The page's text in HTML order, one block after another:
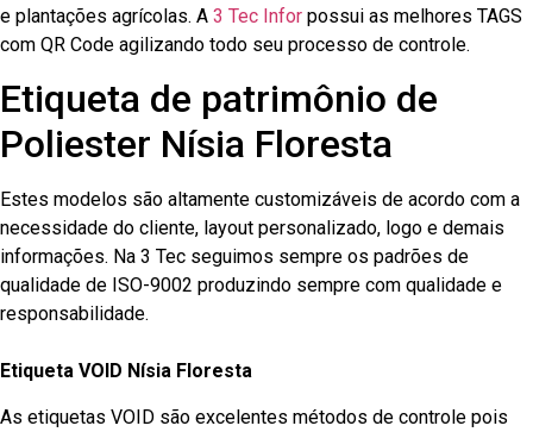
e plantações agrícolas. A 3 Tec Infor possui as melhores TAGS
com QR Code agilizando todo seu processo de controle.
Etiqueta de patrimônio de
Poliester Nísia Floresta
Estes modelos são altamente customizáveis de acordo com a
necessidade do cliente, layout personalizado, logo e demais
informações. Na 3 Tec seguimos sempre os padrões de
qualidade de ISO-9002 produzindo sempre com qualidade e
responsabilidade.
Etiqueta VOID Nísia Floresta
As etiquetas VOID são excelentes métodos de controle pois